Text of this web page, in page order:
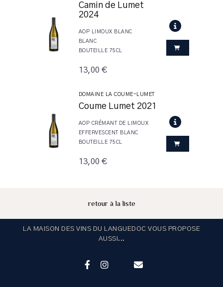
Camin de Lumet
2024
AOP LIMOUX BLANC
BLANC
BOUTEILLE 75CL
13,00 €
DOMAINE LA COUME-LUMET
Coume Lumet 2021
AOP CRÉMANT DE LIMOUX
EFFERVESCENT BLANC
BOUTEILLE 75CL
13,00 €
retour à la liste
LA MAISON DES VINS DU LANGUEDOC VOUS PROPOSE
AUSSI...